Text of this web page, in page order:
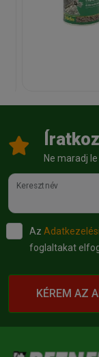
Ne maradj
Keresztnév
Az
foglaltakat
KÉREM AZ